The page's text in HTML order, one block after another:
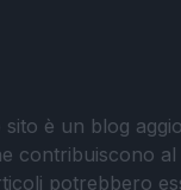
sito è un blog
contribuiscono
potrebbero